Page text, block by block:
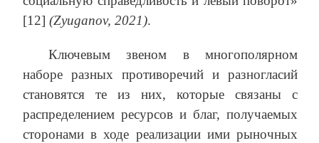
[12] (Zyuganov, 2021).
Ключевым звеном в многополярном
наборе разных противоречий и разногласий
становятся те из них, которые связаны с
распределением ресурсов и благ, получаемых
сторонами в ходе реализации ими рыночных